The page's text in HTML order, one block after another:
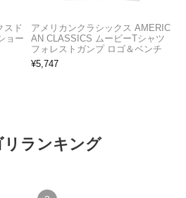
スド
ョー
アメリカンクラシックス AMERIC
AN CLASSICS ムービーTシャツ
フォレストガンプ ロゴ＆ベンチ
¥5,747
リランキング